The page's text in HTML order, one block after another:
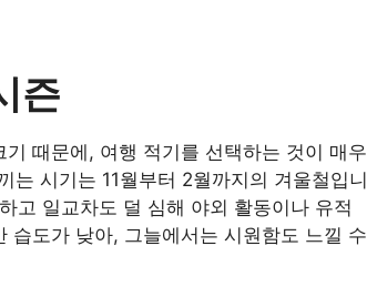
즌
때문에, 여행 적기를 선택하는 것이 매우
는 시기는 11월부터 2월까지의 겨울철입니
고 일교차도 덜 심해 야외 활동이나 유적
습도가 낮아, 그늘에서는 시원함도 느낄 수